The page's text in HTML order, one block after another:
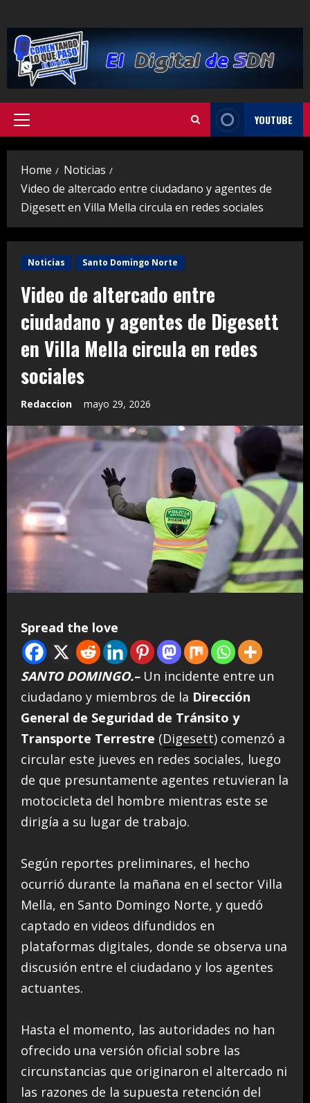
to
content
Primary
YOUTUBE
Home
Noticias
Video de altercado entre ciudadano y agentes de
Digesett en Villa Mella circula en redes sociales
Noticias Santo Domingo Norte
Video de altercado entre
ciudadano y agentes de Digesett
en Villa Mella circula en redes
sociales
Redaccion mayo 29, 2026
Spread the love
SANTO DOMINGO.–Un incidente entre un
ciudadano y miembros de la Dirección
General de Seguridad de Tránsito y
Transporte Terrestre (Digesett) comenzó a
circular este jueves en redes sociales, luego
de que presuntamente agentes retuvieran la
motocicleta del hombre mientras este se
dirigía a su lugar de trabajo.
Según reportes preliminares, el hecho
ocurrió durante la mañana en el sector Villa
Mella, en Santo Domingo Norte, y quedó
captado en videos difundidos en
plataformas digitales, donde se observa una
discusión entre el ciudadano y los agentes
actuantes.
Hasta el momento, las autoridades no han
ofrecido una versión oficial sobre las
circunstancias que originaron el altercado ni
las razones de la supuesta retención del